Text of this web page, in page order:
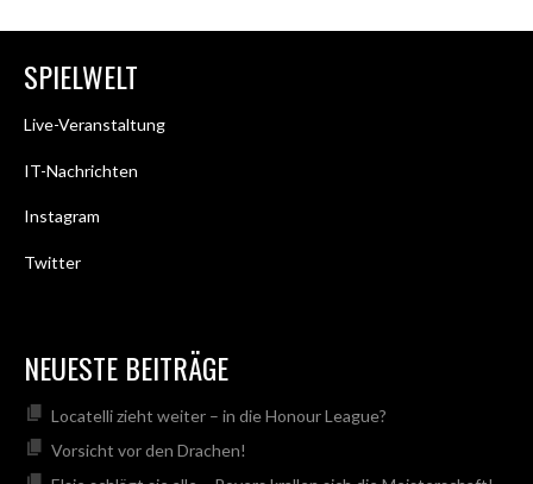
SPIELWELT
Live-Veranstaltung
IT-Nachrichten
Instagram
Twitter
NEUESTE BEITRÄGE
Locatelli zieht weiter – in die Honour League?
Vorsicht vor den Drachen!